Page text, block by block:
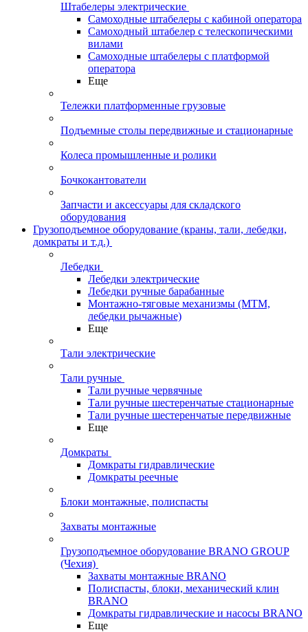
Штабелеры электрические
Самоходные штабелеры с кабиной оператора
Самоходный штабелер с телескопическими
вилами
Самоходные штабелеры с платформой
оператора
Еще
Тележки платформенные грузовые
Подъемные столы передвижные и стационарные
Колеса промышленные и ролики
Бочкокантователи
Запчасти и аксессуары для складского
оборудования
Грузоподъемное оборудование (краны, тали, лебедки,
домкраты и т.д.)
Лебедки
Лебедки электрические
Лебедки ручные барабанные
Монтажно-тяговые механизмы (МТМ,
лебедки рычажные)
Еще
Тали электрические
Тали ручные
Тали ручные червячные
Тали ручные шестеренчатые стационарные
Тали ручные шестеренчатые передвижные
Еще
Домкраты
Домкраты гидравлические
Домкраты реечные
Блоки монтажные, полиспасты
Захваты монтажные
Грузоподъемное оборудование BRANO GROUP
(Чехия)
Захваты монтажные BRANO
Полиспасты, блоки, механический клин
BRANO
Домкраты гидравлические и насосы BRANO
Еще